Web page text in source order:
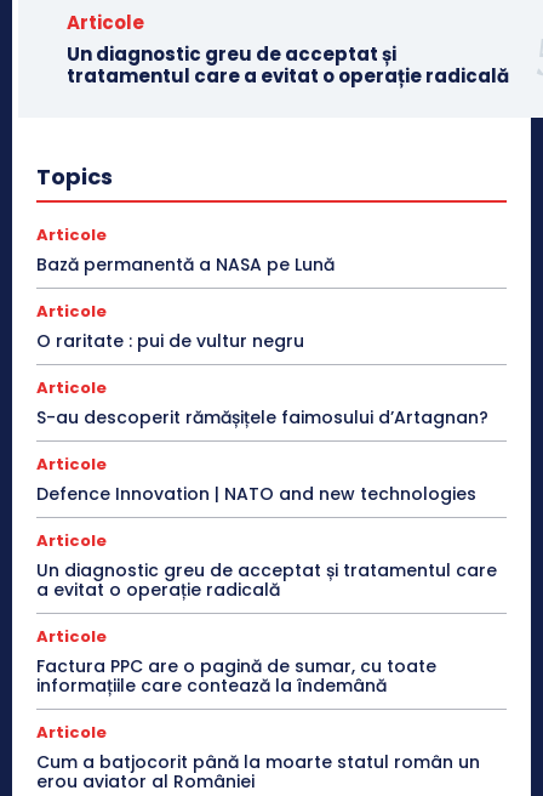
Articole
Un diagnostic greu de acceptat și
tratamentul care a evitat o operație radicală
Topics
Articole
Bază permanentă a NASA pe Lună
Articole
O raritate : pui de vultur negru
Articole
S-au descoperit rămășițele faimosului d’Artagnan?
Articole
Defence Innovation | NATO and new technologies
Articole
Un diagnostic greu de acceptat și tratamentul care
a evitat o operație radicală
Articole
Factura PPC are o pagină de sumar, cu toate
informațiile care contează la îndemână
Articole
Cum a batjocorit până la moarte statul român un
erou aviator al României